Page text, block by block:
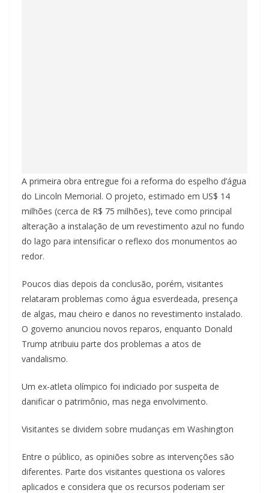
A primeira obra entregue foi a reforma do espelho d’água
do Lincoln Memorial. O projeto, estimado em US$ 14
milhões (cerca de R$ 75 milhões), teve como principal
alteração a instalação de um revestimento azul no fundo
do lago para intensificar o reflexo dos monumentos ao
redor.
Poucos dias depois da conclusão, porém, visitantes
relataram problemas como água esverdeada, presença
de algas, mau cheiro e danos no revestimento instalado.
O governo anunciou novos reparos, enquanto Donald
Trump atribuiu parte dos problemas a atos de
vandalismo.
Um ex-atleta olímpico foi indiciado por suspeita de
danificar o patrimônio, mas nega envolvimento.
Visitantes se dividem sobre mudanças em Washington
Entre o público, as opiniões sobre as intervenções são
diferentes. Parte dos visitantes questiona os valores
aplicados e considera que os recursos poderiam ser